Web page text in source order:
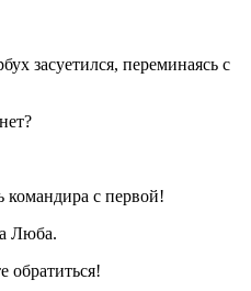
засуетился, переминаясь с
командира с первой!
Люба.
обратиться!